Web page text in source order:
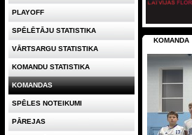
KOMANDA
PLAYOFF
SPĒLĒTĀJU STATISTIKA
VĀRTSARGU STATISTIKA
KOMANDU STATISTIKA
KOMANDAS
SPĒLES NOTEIKUMI
PĀREJAS